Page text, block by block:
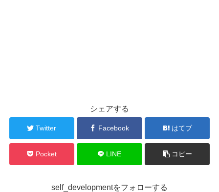
シェアする
Twitter Facebook はてブ
Pocket LINE コピー
self_developmentをフォローする